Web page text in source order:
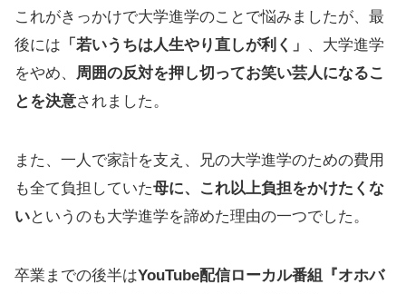
これがきっかけで大学進学のことで悩みましたが、最
後には 「若いうちは人生やり直しが利く」 、大学進学
をやめ、 周囲の反対を押し切ってお笑い芸人になるこ
とを決意されました。
また、一人で家計を支え、兄の大学進学のための費用
も全て負担していた母に、これ以上負担をかけたくな
いというのも大学進学を諦めた理由の一つでした。
卒業までの後半はYouTube配信ローカル番組『オホバ